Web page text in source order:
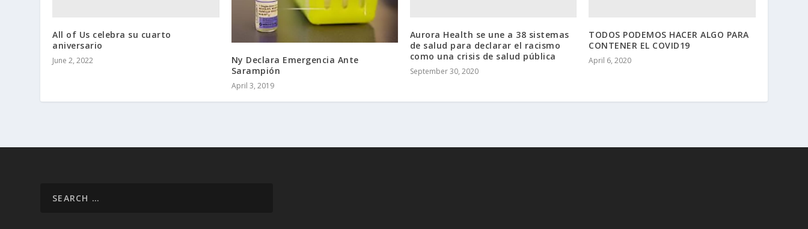
All of Us celebra su cuarto
aniversario
June 2, 2022
Ny Declara Emergencia Ante
Sarampión
April 3, 2019
Aurora Health se une a 38 sistemas
de salud para declarar el racismo
como una crisis de salud pública
September 30, 2020
TODOS PODEMOS HACER ALGO PARA
CONTENER EL COVID19
April 6, 2020